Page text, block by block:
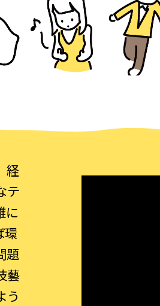
経
テ
に
環
題
藝
う